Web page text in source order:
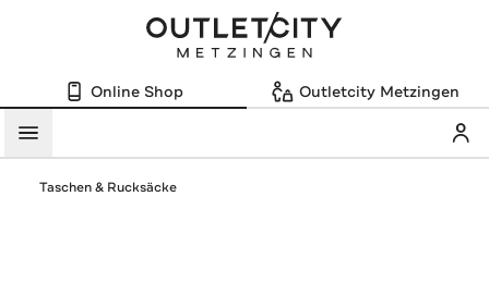
Online Shop Outletcity Metzingen
Menü
Taschen & Rucksäcke